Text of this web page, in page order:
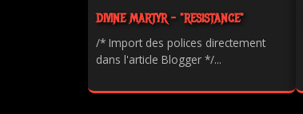
DIVINE MARTYR - "RESISTANCE"
/* Import des polices directement
dans l'article Blogger */...